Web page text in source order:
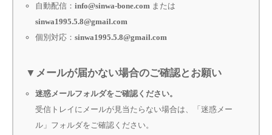
自動配信：info@sinwa-bone.com または
sinwa1995.5.8@gmail.com
個別対応：sinwa1995.5.8@gmail.com
▼メールが届かない場合のご確認とお願い
迷惑メールフォルダをご確認ください。
受信トレイにメールが見当たらない場合は、「迷惑メー
ル」フォルダをご確認ください。